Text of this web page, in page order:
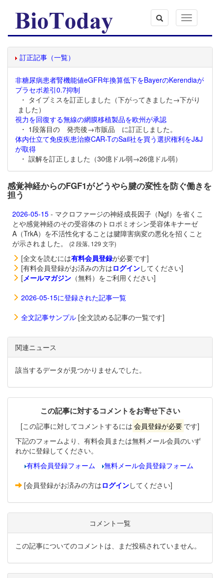
Toggle
navigation
訂正記事（一覧）
非糖尿病患者腎機能値eGFR年換算低下をBayerのKerendiaが
プラセボ差引0.7抑制
・ タイプミスを訂正しました（下がってきました→下がり
ました）
視力を回復する無線の網膜移植製品を欧州が承認
・ 1段落目の 発売後→市販品 に訂正しました。
体内仕立て免疫疾患治療CAR-TのSail社を買う選択権利をJ&J
が取得
・ 誤解を訂正しました（30億ドル弱→26億ドル弱）
感覚神経からのFGF1がどうやら腱の変性を防ぐ働きを
担う
2026-05-15 - マクロファージの神経成長因子（Ngf）を省くこ
とや感覚神経のその受容体のトロポミオシン受容体キナーゼ
A（TrkA）を不活性化することは腱障害病変の悪化を招くこと
が示されました。
(2 段落, 129 文字)
[全文を読むには有料会員登録が必要です]
[有料会員登録がお済みの方はログインしてください]
[メールマガジン （無料）をご利用ください]
2026-05-15に登録された記事一覧
全文記事サンプル [全文読める記事の一覧です]
関連ニュース
該当するデータが見つかりませんでした。
この記事に対するコメントをお寄せ下さい
[この記事に対してコメントするには 会員登録が必要 です]
下記のフォームより、有料会員または無料メール会員のいず
れかに登録してください。
有料会員登録フォーム
無料メール会員登録フォーム
[会員登録がお済みの方はログインしてください]
コメント一覧
この記事についてのコメントは、まだ投稿されていません。